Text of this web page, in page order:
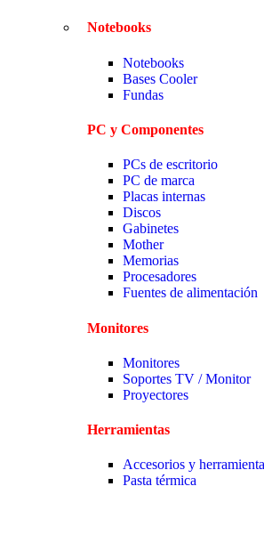
Notebooks
Notebooks
Bases Cooler
Fundas
PC y Componentes
PCs de escritorio
PC de marca
Placas internas
Discos
Gabinetes
Mother
Memorias
Procesadores
Fuentes de alimentación
Monitores
Monitores
Soportes TV / Monitor
Proyectores
Herramientas
Accesorios y
Pasta térmica